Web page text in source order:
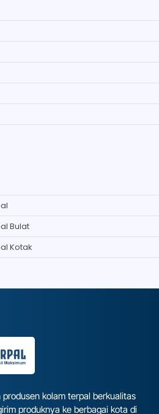
Bulat
Kotak
kolam terpal berkualitas
produknya ke berbagai kota di